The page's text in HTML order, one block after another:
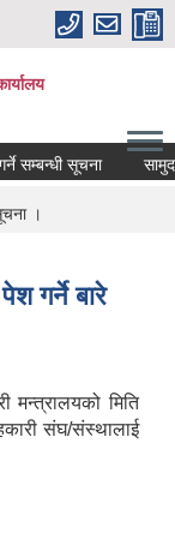
सूचना
।
गर्ने बारे
मन्त्रालयको मिति
संघ/संस्थालाई